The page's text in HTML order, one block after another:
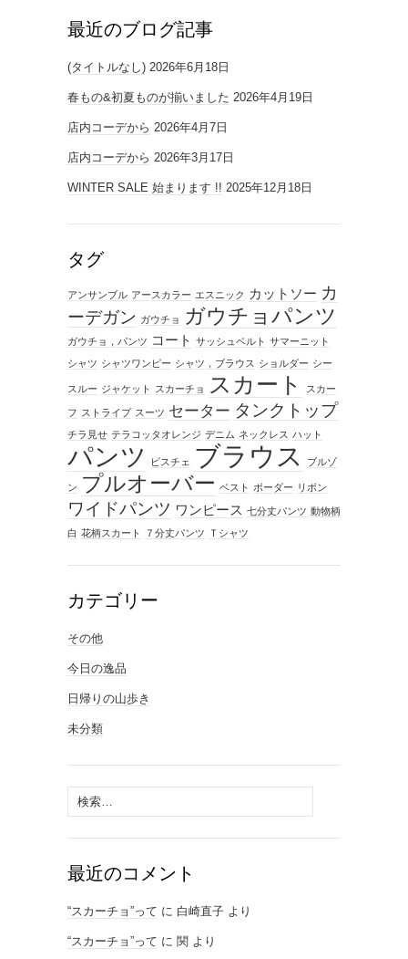
最近のブログ記事
(タイトルなし) 2026年6月18日
春もの&初夏ものが揃いました 2026年4月19日
店内コーデから 2026年4月7日
店内コーデから 2026年3月17日
WINTER SALE 始まります !! 2025年12月18日
タグ
アンサンブル アースカラー エスニック カットソー カ
ーデガン ガウチョ ガウチョパンツ
ガウチョ，パンツ コート サッシュベルト サマーニット
シャツ シャツワンピー シャツ，ブラウス ショルダー シー
スルー ジャケット スカーチョ スカート スカー
フ ストライプ スーツ セーター タンクトップ
チラ見せ テラコッタオレンジ デニム ネックレス ハット
パンツ ビスチェ ブラウス ブルゾ
ン プルオーバー ベスト ボーダー リボン
ワイドパンツ ワンピース 七分丈パンツ 動物柄
白 花柄スカート ７分丈パンツ Ｔシャツ
カテゴリー
その他
今日の逸品
日帰りの山歩き
未分類
検
索:
最近のコメント
“スカーチョ”って に 白崎直子 より
“スカーチョ”って に 関 より